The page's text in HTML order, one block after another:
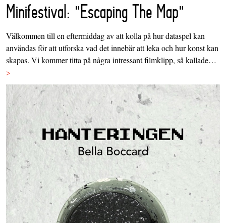
Minifestival: "Escaping The Map"
Välkommen till en eftermiddag av att kolla på hur dataspel kan
användas för att utforska vad det innebär att leka och hur konst kan
skapas. Vi kommer titta på några intressant filmklipp, så kallade…
>